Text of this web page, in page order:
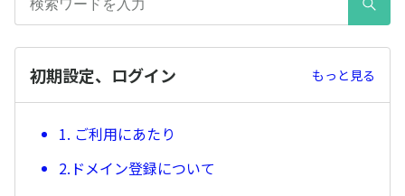
初期設定、ログイン もっと見る
1. ご利用にあたり
2.ドメイン登録について